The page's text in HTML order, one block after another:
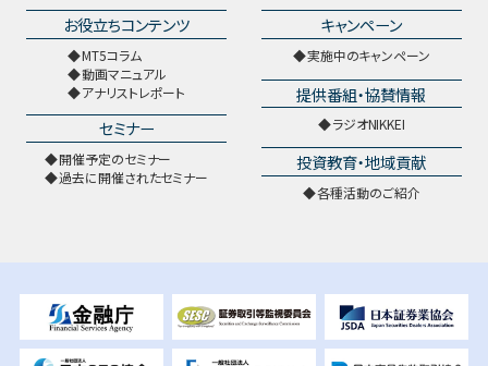
お役立ちコンテンツ
MT5コラム
動画マニュアル
アナリストレポート
セミナー
開催予定のセミナー
過去に開催されたセミナー
キャンペーン
実施中のキャンペーン
提供番組・協賛情報
ラジオNIKKEI
投資教育・地域貢献
各種活動のご紹介